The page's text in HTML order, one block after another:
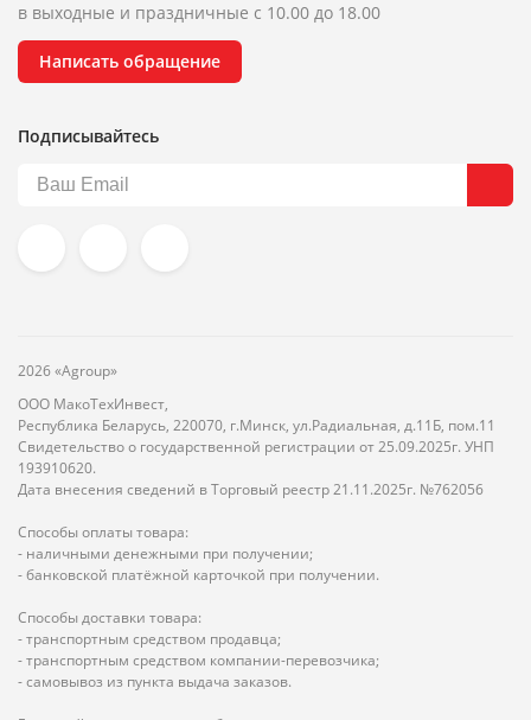
в выходные и праздничные с 10.00 до 18.00
Написать обращение
Подписывайтесь
2026 «Agroup»
ООО МакоТехИнвест,
Республика Беларусь, 220070, г.Минск, ул.Радиальная, д.11Б, пом.11
Свидетельство о государственной регистрации от 25.09.2025г. УНП
193910620.
Дата внесения сведений в Торговый реестр 21.11.2025г. №762056
Способы оплаты товара:
- наличными денежными при получении;
- банковской платёжной карточкой при получении.
Способы доставки товара:
- транспортным средством продавца;
- транспортным средством компании-перевозчика;
- самовывоз из пункта выдача заказов.